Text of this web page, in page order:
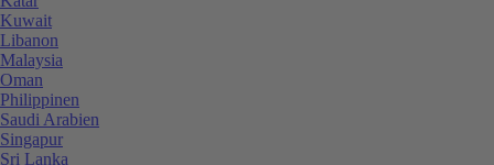
Kuwait
Libanon
Malaysia
Oman
Philippinen
Saudi Arabien
Singapur
Sri Lanka